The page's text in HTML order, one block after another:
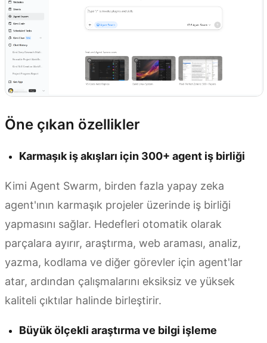
Öne çıkan özellikler
Karmaşık iş akışları için 300+ agent iş birliği
Kimi Agent Swarm, birden fazla yapay zeka
agent'ının karmaşık projeler üzerinde iş birliği
yapmasını sağlar. Hedefleri otomatik olarak
parçalara ayırır, araştırma, web araması, analiz,
yazma, kodlama ve diğer görevler için agent'lar
atar, ardından çalışmalarını eksiksiz ve yüksek
kaliteli çıktılar halinde birleştirir.
Büyük ölçekli araştırma ve bilgi işleme